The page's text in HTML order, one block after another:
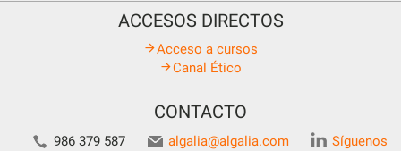
ACCESOS DIRECTOS
Acceso a cursos
Canal Ético
CONTACTO
986 379 587 algalia@algalia.com Síguenos